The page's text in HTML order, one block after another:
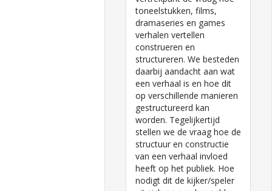
toneelstukken, films,
dramaseries en games
verhalen vertellen
construeren en
structureren. We besteden
daarbij aandacht aan wat
een verhaal is en hoe dit
op verschillende manieren
gestructureerd kan
worden. Tegelijkertijd
stellen we de vraag hoe de
structuur en constructie
van een verhaal invloed
heeft op het publiek. Hoe
nodigt dit de kijker/speler